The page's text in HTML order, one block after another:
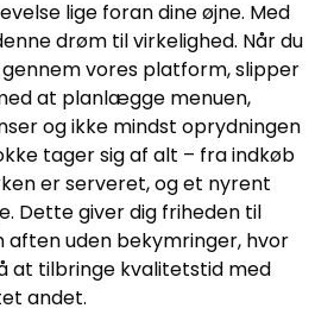
lige foran dine øjne. Med
drøm til virkelighed. Når du
vores platform, slipper
at planlægge menuen,
og ikke mindst oprydningen
tager sig af alt – fra indkøb
er serveret, og et nyrent
Dette giver dig friheden til
aften uden bekymringer, hvor
at tilbringe kvalitetstid med
andet.